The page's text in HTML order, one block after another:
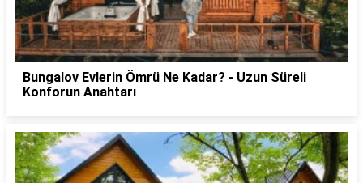
Bungalov Evlerin Ömrü Ne Kadar? - Uzun Süreli
Konforun Anahtarı